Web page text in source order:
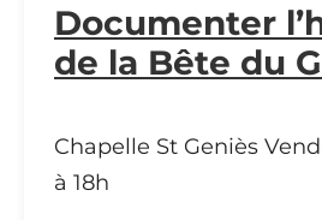
Documenter
de la Bête du
Chapelle St Geniès
à 18h